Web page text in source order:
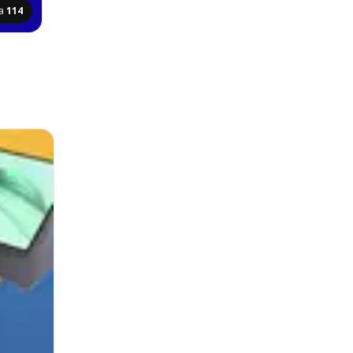
114